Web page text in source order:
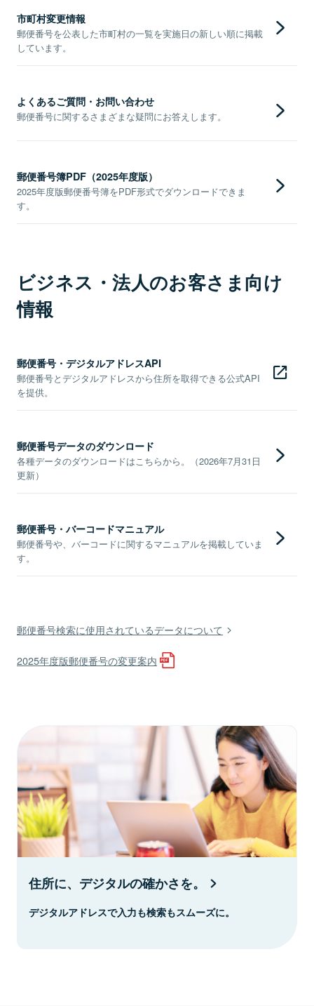
市町村変更情報
郵便番号を公表した市町村の一覧を実施日の新しい順に掲載
しています。
よくあるご質問・お問い合わせ
郵便番号に関するさまざまな疑問にお答えします。
郵便番号簿PDF（2025年度版）
2025年度版郵便番号簿をPDF形式でダウンロードできま
す。
ビジネス・法人のお客さま向け
情報
郵便番号・デジタルアドレスAPI
郵便番号とデジタルアドレスから住所を取得できる公式API
を提供。
郵便番号データのダウンロード
各種データのダウンロードはこちらから。（2026年7月31日
更新）
郵便番号・バーコードマニュアル
郵便番号や、バーコードに関するマニュアルを掲載していま
す。
郵便番号検索に使用されているデータについて
2025年度版郵便番号の変更案内
住所に、デジタルの確かさを。
デジタルアドレスで入力も検索もスムーズに。